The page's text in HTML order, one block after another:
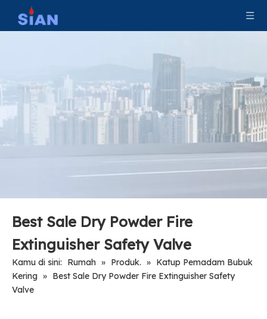
Best Sale Dry Powder Fire
Extinguisher Safety Valve
Kamu di sini: Rumah » Produk. » Katup Pemadam Bubuk
Kering » Best Sale Dry Powder Fire Extinguisher Safety
Valve
Katup Pemadam Api Serbuk Kering Dengan Persetujuan CE Katup Pemadam Api Dengan Persetujuan CE Katup Aman Kebakaran Bubuk Kering Katup Aluminium Alloy Pemadam Kebakaran